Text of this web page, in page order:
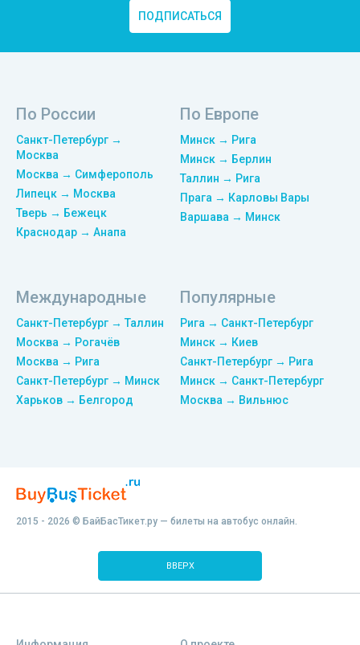
ПОДПИСАТЬСЯ
По России
Санкт-Петербург →
Москва
Москва → Симферополь
Липецк → Москва
Тверь → Бежецк
Краснодар → Анапа
По Европе
Минск → Рига
Минск → Берлин
Таллин → Рига
Прага → Карловы Вары
Варшава → Минск
Международные
Санкт-Петербург → Таллин
Москва → Рогачёв
Москва → Рига
Санкт-Петербург → Минск
Харьков → Белгород
Популярные
Рига → Санкт-Петербург
Минск → Киев
Санкт-Петербург → Рига
Минск → Санкт-Петербург
Москва → Вильнюс
2015 - 2026 © БайБасТикет.ру — билеты на автобус онлайн.
ВВЕРХ